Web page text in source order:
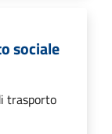
sociale
trasporto